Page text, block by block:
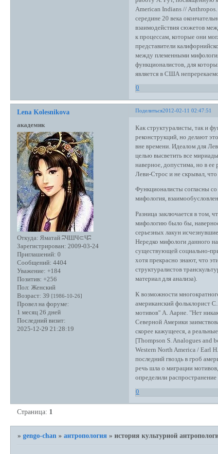
American Indians //
середине 20 века
взаимодействия сюжетов
к процессам, которые они
представители
между племенными
функционалистов, для
является в США
0
Поделиться2012-02-11 02:47:51
Lena Kolesnikova
академик
Откуда: Яматай ʭЧШЧ⊂Чʭ
Зарегистрирован: 2009-03-24
Приглашений: 0
Сообщений: 4404
Уважение: +184
Позитив: +256
Пол: Женский
Возраст: 39 [1986-10-26]
Провел на форуме:
1 месяц 26 дней
Последний визит:
2025-12-29 21:28:19
Как структуралисты, так и
реконструкций, но делают
вне времени. Идеалом для
целью высветить все
наверное, допустима, но в
Леви-Строс и не скрывал,
Функционалисты согласны со
мифология,
Разница заключается в том,
мифологию было бы,
серьезных лакун
Нередко мифологи данного
существующей социально-
хотя прекрасно знают, что
структуралистов
материал для анализа).
К возможности
американский фольклорист
мотивов" А. Аарне. "Нет
Северной Америки
скорее кажущееся, а
[Thompson S. Analogues and
Western North America / Earl
последний гвоздь в гроб
речь шла о миграции
определили
0
Страница: 1
»gengo-chan »антропология »история культурной